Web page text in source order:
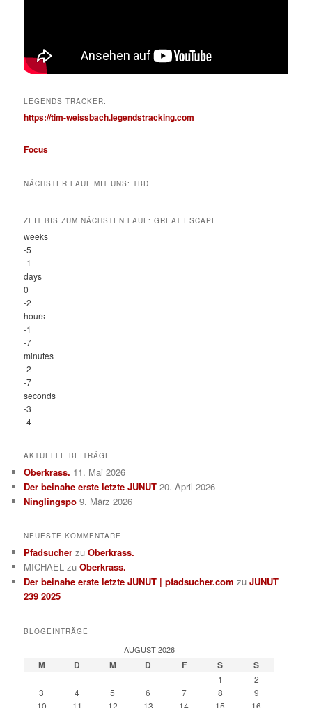
LEGENDS TRACKER:
https://tim-weissbach.legendstracking.com
Focus
NÄCHSTER LAUF MIT UNS: TBD
ZEIT BIS ZUM NÄCHSTEN LAUF: GREAT ESCAPE
weeks
-5
-1
days
0
-2
hours
-1
-7
minutes
-2
-7
seconds
-3
-4
AKTUELLE BEITRÄGE
Oberkrass. 11. Mai 2026
Der beinahe erste letzte JUNUT 20. April 2026
Ninglingspo 9. März 2026
NEUESTE KOMMENTARE
Pfadsucher zuOberkrass.
MICHAEL zuOberkrass.
Der beinahe erste letzte JUNUT | pfadsucher.com zuJUNUT
239 2025
BLOGEINTRÄGE
AUGUST 2026
M D M D F S S
1
2
3
4 5 6 7 8
9
10
11 12 13 14 15 16